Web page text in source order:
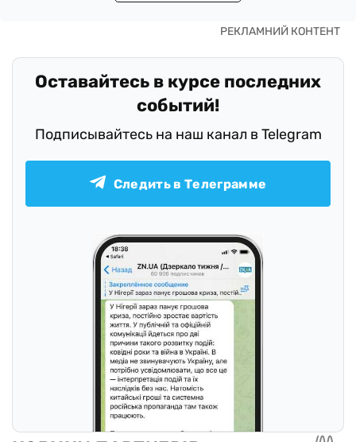
Оставайтесь в курсе последних
событий!
Подписывайтесь на наш канал в Telegram
Следить в Телеграмме